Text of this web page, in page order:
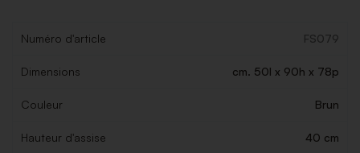
Numéro d'article FS079
Dimensions cm. 50l x 90h x 78p
Couleur Brun
Hauteur d'assise 40 cm